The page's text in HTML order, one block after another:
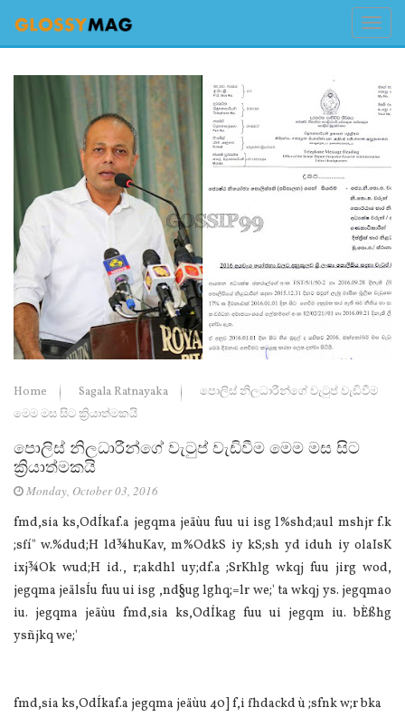
Home Sagala Ratnayaka
පොලිස් නිලධාරීන්ගේ වැටුප් වැඩිවීම
මෙම මස සිට ක්‍රියාත්මකයි
පොලිස් නිලධාරීන්ගේ වැටුප් වැඩිවීම මෙම මස සිට
ක්‍රියාත්මකයි
Monday, October 03, 2016
fmd,sia ks,OdÍkaf.a jegqma jeäùu fuu ui isg l%shd;aul mshjr f.k
;sfí" w.%dud;H ld¾huKav, m%OdkS iy kS;sh yd iduh iy olaIsK
ixj¾Ok wud;H id., r;akdhl uy;df.a ;SrKhlg wkqj fuu jirg wod,
jegqma jeälsÍu fuu ui isg ,nd§ug lghq;=lr we;' ta wkqj ys. jegqmao
iu. jegqma jeäùu fmd,sia ks,OdÍkag fuu ui jegqm iu. bÈßhg
ysñjkq we;'
fmd,sia ks,OdÍkaf.a jegqma jeäùu 40] f,i fhdackd ù ;sfnk w;r bka